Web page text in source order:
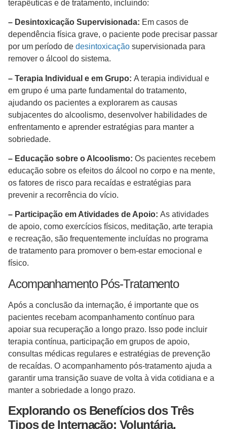
terapêuticas e de tratamento, incluindo:
– Desintoxicação Supervisionada: Em casos de
dependência física grave, o paciente pode precisar passar
por um período de desintoxicação supervisionada para
remover o álcool do sistema.
– Terapia Individual e em Grupo: A terapia individual e
em grupo é uma parte fundamental do tratamento,
ajudando os pacientes a explorarem as causas
subjacentes do alcoolismo, desenvolver habilidades de
enfrentamento e aprender estratégias para manter a
sobriedade.
– Educação sobre o Alcoolismo: Os pacientes recebem
educação sobre os efeitos do álcool no corpo e na mente,
os fatores de risco para recaídas e estratégias para
prevenir a recorrência do vício.
– Participação em Atividades de Apoio: As atividades
de apoio, como exercícios físicos, meditação, arte terapia
e recreação, são frequentemente incluídas no programa
de tratamento para promover o bem-estar emocional e
físico.
Acompanhamento Pós-Tratamento
Após a conclusão da internação, é importante que os
pacientes recebam acompanhamento contínuo para
apoiar sua recuperação a longo prazo. Isso pode incluir
terapia contínua, participação em grupos de apoio,
consultas médicas regulares e estratégias de prevenção
de recaídas. O acompanhamento pós-tratamento ajuda a
garantir uma transição suave de volta à vida cotidiana e a
manter a sobriedade a longo prazo.
Explorando os Benefícios dos Três
Tipos de Internação: Voluntária,